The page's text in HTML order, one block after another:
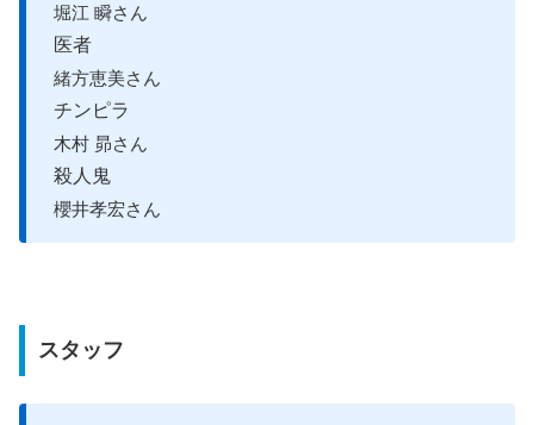
堀江 瞬さん
医者
緒方恵美さん
チンピラ
木村 昴さん
殺人鬼
櫻井孝宏さん
スタッフ